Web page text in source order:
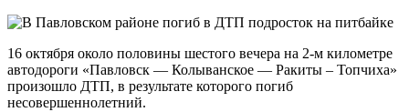
16 октября около половины шестого вечера на 2-м километре
автодороги «Павловск — Колыванское — Ракиты – Топчиха»
произошло ДТП, в результате которого погиб
несовершеннолетний.